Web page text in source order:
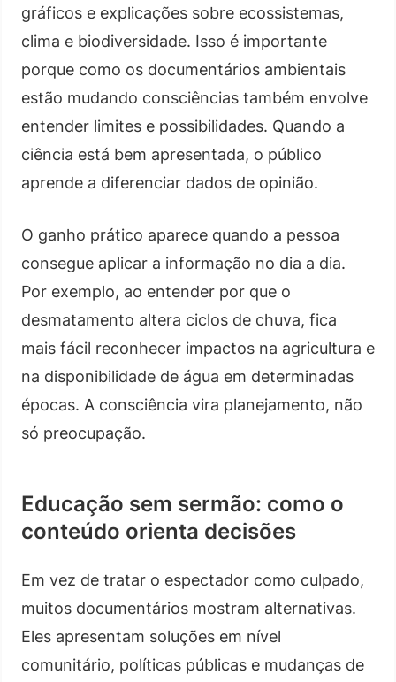
gráficos e explicações sobre ecossistemas,
clima e biodiversidade. Isso é importante
porque como os documentários ambientais
estão mudando consciências também envolve
entender limites e possibilidades. Quando a
ciência está bem apresentada, o público
aprende a diferenciar dados de opinião.
O ganho prático aparece quando a pessoa
consegue aplicar a informação no dia a dia.
Por exemplo, ao entender por que o
desmatamento altera ciclos de chuva, fica
mais fácil reconhecer impactos na agricultura e
na disponibilidade de água em determinadas
épocas. A consciência vira planejamento, não
só preocupação.
Educação sem sermão: como o
conteúdo orienta decisões
Em vez de tratar o espectador como culpado,
muitos documentários mostram alternativas.
Eles apresentam soluções em nível
comunitário, políticas públicas e mudanças de